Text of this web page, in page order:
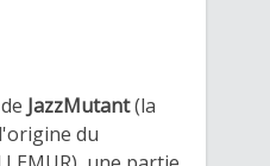
JazzMutant(la
du